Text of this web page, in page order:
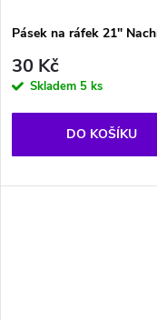
Pásek na ráfek 21"
30 Kč
Skladem 5 ks
DO KOŠÍKU